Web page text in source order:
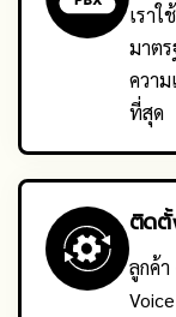
เราใ
มาต
ความ
ที่สุด
ติดตั้
ลูกค้า